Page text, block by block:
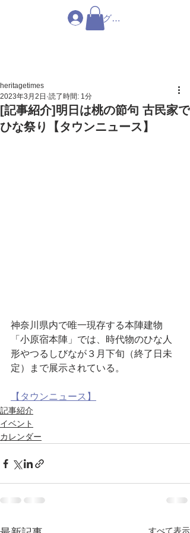
ログイン
[記事紹介]明日は桃の節句 古民家で
ひな祭り【タウンニュース】
heritagetimes
2023年3月2日 読了時間: 1分
神奈川県内で唯一現存する本陣建物
「小原宿本陣」では、時代物のひな人
形やつるしびなが３月下旬（終了日未
定）まで展示されている。
【タウンニュース】
記事紹介
イベント
カレンダー
すべて表示